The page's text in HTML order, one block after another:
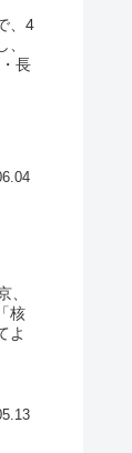
、4
長
、
核
よ